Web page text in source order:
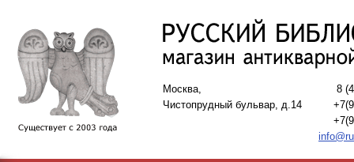
Москва,
Чистопрудный бульвар, д.14
8